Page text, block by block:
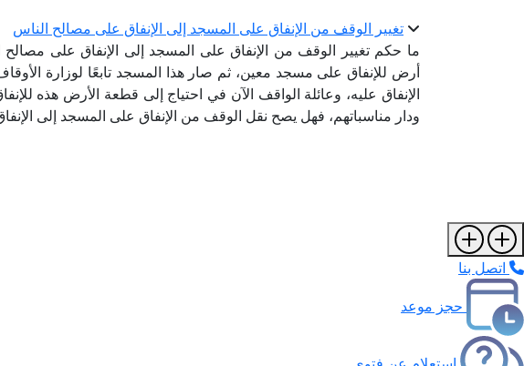
تغيير الوقف من الإنفاق على المسجد إلى الإنفاق على مصالح الناس
ما حكم تغيير الوقف من الإنفاق على المسجد إلى الإنفاق على
أرض للإنفاق على مسجد معين، ثم صار هذا المسجد تابعًا لوزارة
الإنفاق عليه، وعائلة الواقف الآن في احتياج إلى قطعة الأرض هذه
ودار مناسباتهم، فهل يصح نقل الوقف من الإنفاق على المسجد إلى
اتصل بنا
حجز موعد